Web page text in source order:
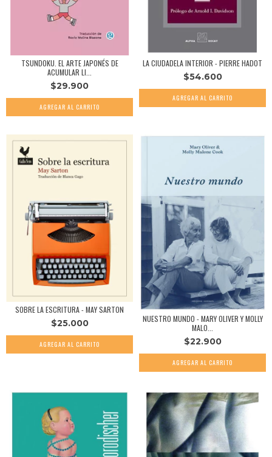
TSUNDOKU. EL ARTE JAPONÉS DE
ACUMULAR LI...
$29.900
LA CIUDADELA INTERIOR - PIERRE HADOT
$54.600
SOBRE LA ESCRITURA - MAY SARTON
$25.000
NUESTRO MUNDO - MARY OLIVER Y MOLLY
MALO...
$22.900